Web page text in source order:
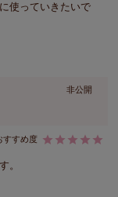
使っていきたいで
非公開
。